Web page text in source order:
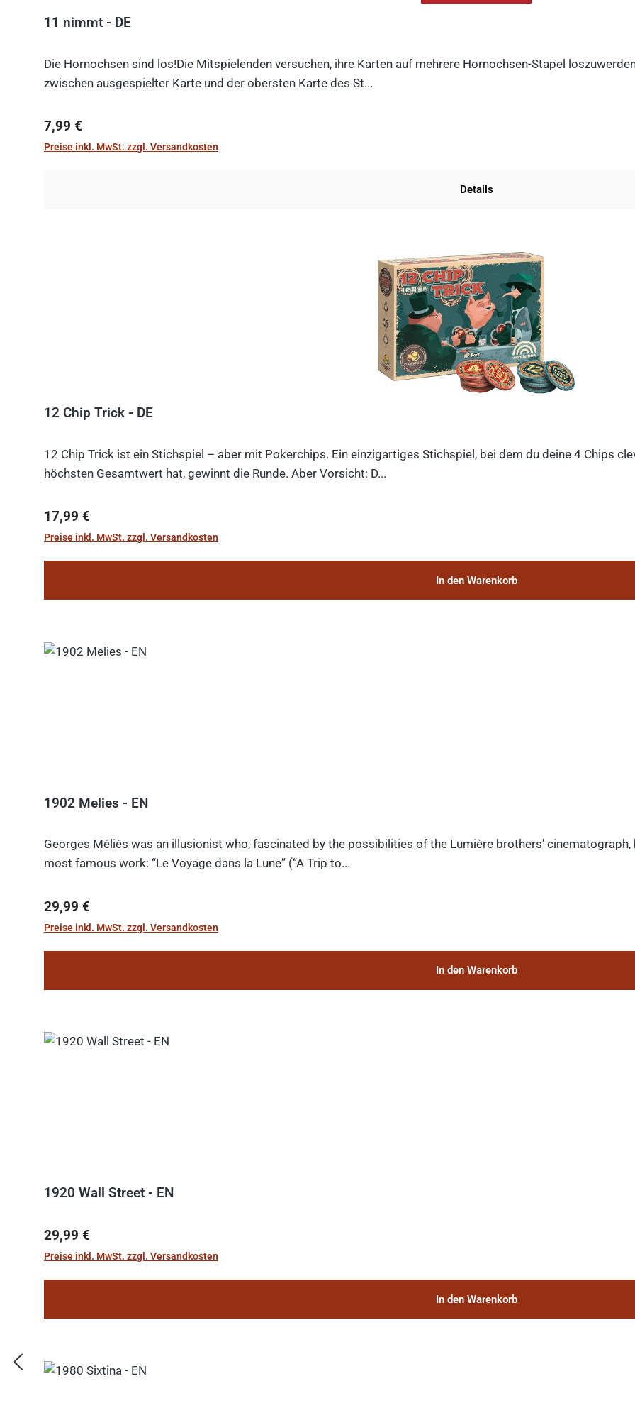
11 nimmt - DE
Die Hornochsen sind los!Die Mitspielenden versuchen, ihre Karten auf mehrere Hornochsen-Stapel
zwischen ausgespielter Karte und der obersten Karte des St...
Regulärer Preis:
7,99 €
Preise inkl. MwSt. zzgl. Versandkosten
Details
12 Chip Trick - DE
12 Chip Trick ist ein Stichspiel – aber mit Pokerchips. Ein einzigartiges Stichspiel, bei dem du deine 4 Chips
höchsten Gesamtwert hat, gewinnt die Runde. Aber Vorsicht: D...
Regulärer Preis:
17,99 €
Preise inkl. MwSt. zzgl. Versandkosten
In den Warenkorb
1902 Melies - EN
Georges Méliès was an illusionist who, fascinated by the possibilities of the Lumière brothers’
most famous work: “Le Voyage dans la Lune” (“A Trip to...
Regulärer Preis:
29,99 €
Preise inkl. MwSt. zzgl. Versandkosten
In den Warenkorb
1920 Wall Street - EN
Regulärer Preis:
29,99 €
Preise inkl. MwSt. zzgl. Versandkosten
In den Warenkorb